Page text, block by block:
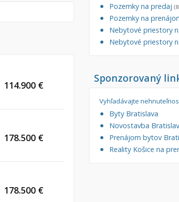
Nebytové priestory
Administratívne, obchodné
Garáž, garážové státie
114.900 €
178.500 €
178.500 €
Pozemky na predaj
Pozemky na
Nebytové priestory
Nebytové priestory
Sponzorovaný
Vyhľadávajte
Byty Bratislava
Novostavba
Prenájom bytov
Reality Košice na